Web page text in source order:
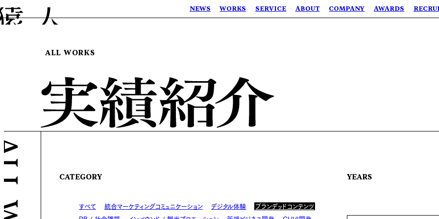
NEWS WORKS SERVICE ABOUT COMPANY AWARDS
ALL WORKS
CATEGORY
すべて 統合マーケティングコミュニケーション デジタル体験
ブランデッドコンテンツ
YEARS